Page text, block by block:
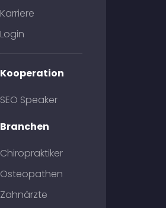
Karriere
Login
Kooperation
SEO Speaker
Branchen
Chiropraktiker
Osteopathen
Zahnärzte